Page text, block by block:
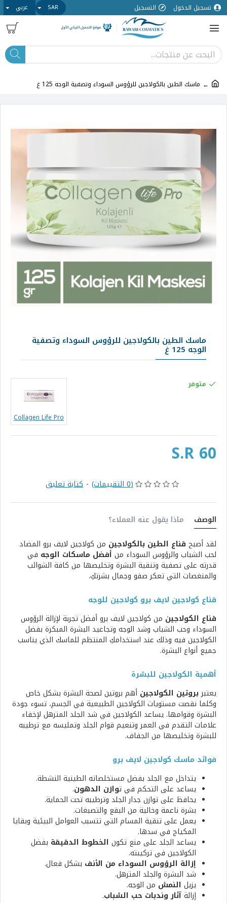
تسجيل الدخول التسجيل SAR عربي
ماسك الطين بالكولاجين للرؤوس السوداء وتصفية الوجه 125 غ
ماسك الطين بالكولاجين للرؤوس السوداء وتصفية
الوجه 125 غ
(0 التقييمات) - كتابة تعليق
S.R 60
متوفر
Collagen Life Pro
الوصف
ماذا يقول عنه العملاء؟
لقد أصبح قناع الطين بالكولاجين من كولاجين لايف برو المضاد
لحب الشباب والرؤوس السوداء من أفضل ماسكات الوجه في
قدرته على تصفية وتنقية البشرة وتخليصها من كافة الشوائب
والمنغصات التي تعكر صفو وجمال بشرتكِ.
قناع كولاجين لايف برو كولاجين للوجه
قناع الكولاجين من كولاجين لايف برو أفضل تجربة لإزالة الرؤوس
السوداء وحب الشباب وشد الوجه وتجاعيد البشرة المبكرة بفضل
الكولاجين فيه وذلك عند استخدامكِ المنتظم للماسك الذي يناسب
جميع أنواع البشرة.
أهمية الكولاجين للبشرة
يعتبربروتين الكولاجين أهم بروتين لصحة البشرة بشكل خاص
وكلما نقصت مستويات الكولاجين الطبيعية في الجسم، تسوء جودة
البشرة وقوامها. يساعد الكولاجين في شد الجلد المترهل لإخفاء
علامات التقدم في العمر وتنعيم قوام الجلد وتمليسه مع ترطيبه
للبشرة وتخليصها من الجفاف.
فوائد ماسك كولاجين لايف برو
يتداخل مع الجلد بفضل مستخلصاته الطينية النشطة.
يساعد على التحكم في توازن الدهون.
يحافظ على توازن جدار الجلد وترطيبه تحت الحماية.
بشرة ناعمة وخالية من البقع والتصبغات.
يعمل على تنقية المسام التي تتسبب العوامل البيئية وبقايا
المكياج في سدها.
يساعد الجلد على منع تكون الخطوط الدقيقة بفضل
الكولاجين في تركيبته.
إزالة الرؤوس السوداء من الأنف بشكل فعال.
شد البشرة والجلد المترهل.
يزيل النمش من الوجه.
إزالةآثار وندبات حب الشباب.